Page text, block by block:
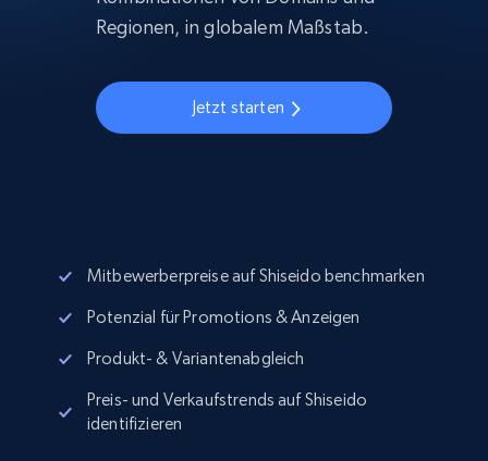
Regionen, in globalem Maßstab.
Jetzt starten
Mitbewerberpreise auf Shiseido benchmarken
Potenzial für Promotions & Anzeigen
Produkt- & Variantenabgleich
Preis- und Verkaufstrends auf Shiseido
identifizieren